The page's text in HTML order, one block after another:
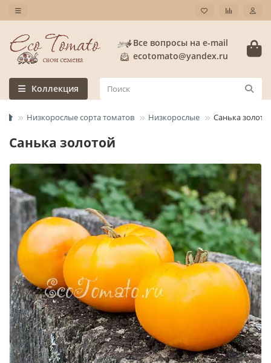
Все вопросы на e-mail
ecotomato@yandex.ru
Коллекция
Низкорослые сорта томатов Низкорослые Санька
Санька золотой